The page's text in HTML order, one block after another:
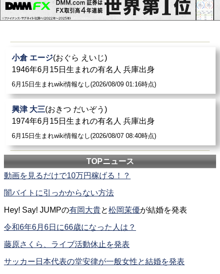
小倉 エージ(おぐら えいじ)
1946年6月15日生まれの有名人 兵庫出身
6月15日生まれwiki情報なし(2026/08/09 01:16時点)
興津 大三(おきつ だいぞう)
1974年6月15日生まれの有名人 兵庫出身
6月15日生まれwiki情報なし(2026/08/07 08:40時点)
TOPニュース
動画を見るだけで10万円稼げる！？
闇バイトに引っかからない方法
Hey! Say! JUMPの有岡大貴と松岡茉優が結婚を発表
令和6年6月6日に66歳になった人は？
藤原さくら、ライブ活動休止を発表
サッカー日本代表の堂安律が一般女性と結婚を発表